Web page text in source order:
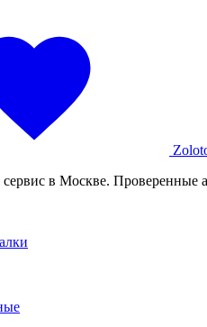
в Москве. Проверенные